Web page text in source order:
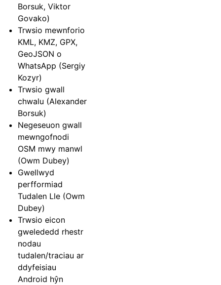
Borsuk, Viktor
Govako)
Trwsio mewnforio
KML, KMZ, GPX,
GeoJSON o
WhatsApp (Sergiy
Kozyr)
Trwsio gwall
chwalu (Alexander
Borsuk)
Negeseuon gwall
mewngofnodi
OSM mwy manwl
(Owm Dubey)
Gwellwyd
perfformiad
Tudalen Lle (Owm
Dubey)
Trwsio eicon
gwelededd rhestr
nodau
tudalen/traciau ar
ddyfeisiau
Android hŷn